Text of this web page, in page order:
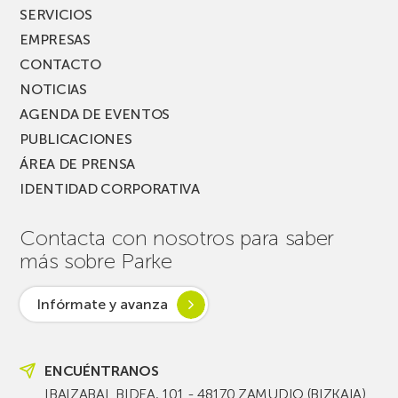
SERVICIOS
EMPRESAS
CONTACTO
NOTICIAS
AGENDA DE EVENTOS
PUBLICACIONES
ÁREA DE PRENSA
IDENTIDAD CORPORATIVA
Contacta con nosotros para saber
más sobre Parke
Infórmate y avanza
ENCUÉNTRANOS
IBAIZABAL BIDEA, 101 - 48170 ZAMUDIO (BIZKAIA)